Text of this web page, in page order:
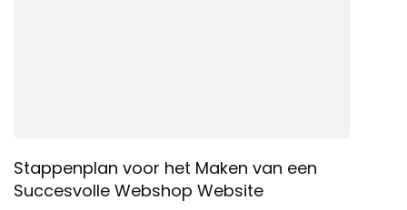
Stappenplan voor het Maken van een
Succesvolle Webshop Website